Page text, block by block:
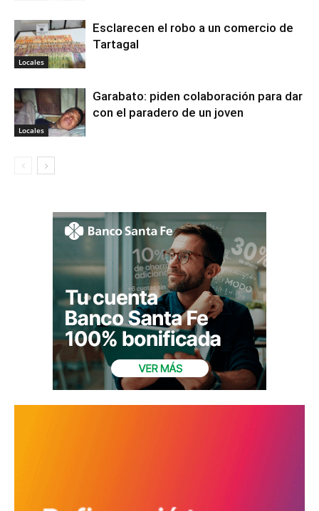
Locales
Esclarecen el robo a un comercio de
Tartagal
Locales
Garabato: piden colaboración para dar
con el paradero de un joven